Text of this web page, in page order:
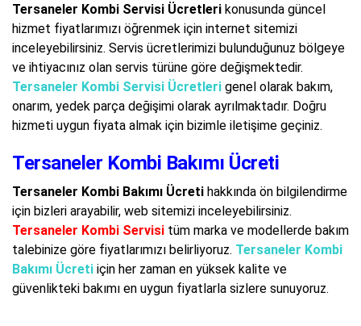
Tersaneler Kombi Servisi Ücretleri konusunda güncel
hizmet fiyatlarımızı öğrenmek için internet sitemizi
inceleyebilirsiniz. Servis ücretlerimizi bulunduğunuz bölgeye
ve ihtiyacınız olan servis türüne göre değişmektedir.
Tersaneler Kombi Servisi Ücretleri genel olarak bakım,
onarım, yedek parça değişimi olarak ayrılmaktadır. Doğru
hizmeti uygun fiyata almak için bizimle iletişime geçiniz.
Tersaneler Kombi Bakımı Ücreti
Tersaneler Kombi Bakımı Ücreti hakkında ön bilgilendirme
için bizleri arayabilir, web sitemizi inceleyebilirsiniz.
Tersaneler Kombi Servisi tüm marka ve modellerde bakım
talebinize göre fiyatlarımızı belirliyoruz. Tersaneler Kombi
Bakımı Ücreti için her zaman en yüksek kalite ve
güvenlikteki bakımı en uygun fiyatlarla sizlere sunuyoruz.